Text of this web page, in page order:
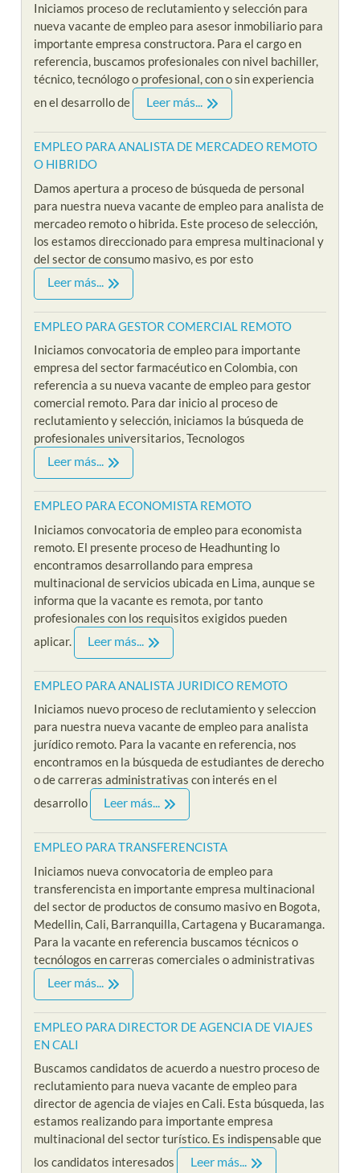
Iniciamos proceso de reclutamiento y selección para
nueva vacante de empleo para asesor inmobiliario para
importante empresa constructora. Para el cargo en
referencia, buscamos profesionales con nivel bachiller,
técnico, tecnólogo o profesional, con o sin experiencia
en el desarrollo de
Leer más...
EMPLEO PARA ANALISTA DE MERCADEO REMOTO
O HIBRIDO
Damos apertura a proceso de búsqueda de personal
para nuestra nueva vacante de empleo para analista de
mercadeo remoto o hibrida. Este proceso de selección,
los estamos direccionado para empresa multinacional y
del sector de consumo masivo, es por esto
Leer más...
EMPLEO PARA GESTOR COMERCIAL REMOTO
Iniciamos convocatoria de empleo para importante
empresa del sector farmacéutico en Colombia, con
referencia a su nueva vacante de empleo para gestor
comercial remoto. Para dar inicio al proceso de
reclutamiento y selección, iniciamos la búsqueda de
profesionales universitarios, Tecnologos
Leer más...
EMPLEO PARA ECONOMISTA REMOTO
Iniciamos convocatoria de empleo para economista
remoto. El presente proceso de Headhunting lo
encontramos desarrollando para empresa
multinacional de servicios ubicada en Lima, aunque se
informa que la vacante es remota, por tanto
profesionales con los requisitos exigidos pueden
aplicar.
Leer más...
EMPLEO PARA ANALISTA JURIDICO REMOTO
Iniciamos nuevo proceso de reclutamiento y seleccion
para nuestra nueva vacante de empleo para analista
jurídico remoto. Para la vacante en referencia, nos
encontramos en la búsqueda de estudiantes de derecho
o de carreras administrativas con interés en el
desarrollo
Leer más...
EMPLEO PARA TRANSFERENCISTA
Iniciamos nueva convocatoria de empleo para
transferencista en importante empresa multinacional
del sector de productos de consumo masivo en Bogota,
Medellin, Cali, Barranquilla, Cartagena y Bucaramanga.
Para la vacante en referencia buscamos técnicos o
tecnólogos en carreras comerciales o administrativas
Leer más...
EMPLEO PARA DIRECTOR DE AGENCIA DE VIAJES
EN CALI
Buscamos candidatos de acuerdo a nuestro proceso de
reclutamiento para nueva vacante de empleo para
director de agencia de viajes en Cali. Esta búsqueda, las
estamos realizando para importante empresa
multinacional del sector turístico. Es indispensable que
los candidatos interesados
Leer más...